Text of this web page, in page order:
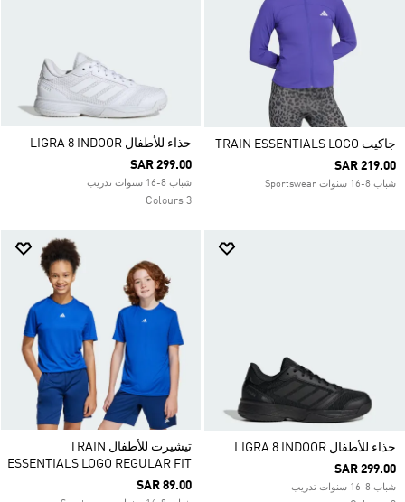
جاكيت TRAIN ESSENTIALS LOGO
SAR 219.00
شباب 8-16 سنوات Sportswear
حذاء للأطفال LIGRA 8 INDOOR
SAR 299.00
شباب 8-16 سنوات تدريب
3 Colours
حذاء للأطفال LIGRA 8 INDOOR
SAR 299.00
شباب 8-16 سنوات تدريب
تيشيرت للأطفال TRAIN
ESSENTIALS LOGO REGULAR FIT
SAR 89.00